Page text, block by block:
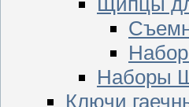
Наборы
Ключи